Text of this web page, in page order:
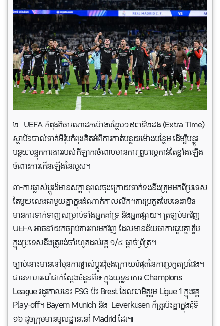
២- UEFA កំពុងពិចារណាដកម៉ោងបន្ថែម១៥នាទី២ដង (Extra Time)
ស្ថាប័នបាល់ទាត់អឺរ៉ុបកំពុងគិតអំពីការកាត់បន្ថយម៉ោងបន្ថែម ដើម្បីបន្ធូរ
បន្ថយបន្ទុកការងាររបស់កីឡាករចំពេលមានការព្រួបារម្ភកាន់តែខ្លាំងឡើង
ចំពោះការកើនឡើងនៃរបួស។
៣-ការផ្លាស់ប្តូរដ៏មានសក្តានុពលចុងក្រោយទាក់ទងនឹងក្រុមមកពីប្រទេស
តែមួយលេងជាមួយគ្នាក្នុងដំណាក់កាលលីក។ការប្រកួតបែបនេះវាមិន
មានការទាក់ទាញសម្រាប់ទាំងអ្នកគាំទ្រ និងអ្នកផ្សាយ។ ត្រឡប់មកវិញ
UEFA អាចនាំយកច្បាប់ការពារមកវិញ ដែលមានន័យថាការជួបគ្នាក្លឹប
ក្នុងប្រទេសនឹងត្រូវរង់ចាំរហូតដល់វគ្គ ១/៤ ផ្តាច់ព្រ័ត្រ។
ច្បាប់​នោះ​មាន​នៅ​មុន​ការ​ផ្លាស់​ប្តូរ​ជុំ​ចុង​ក្រោយ​បំផុត​នៃ​ការ​ប្រកួត​ប្រជែង។
ជាឧទាហរណ៍ជាក់ស្តែងចំនួនពីរ៖ ក្នុងយុទ្ធនាការ Champions
League រដូវកាលនេះ PSG ប៉ះ Brest ដែលជាមិត្តរួម Ligue 1 ក្នុងវគ្គ
Play-off។ Bayern Munich និង Leverkusen ក៏​ត្រូវ​ប៉ះ​គ្នា​ក្នុង​ជុំ​ទី
១៦ ដូច​ក្រុម​មាន​មូលដ្ឋាន​នៅ Madrid ដែរ៕